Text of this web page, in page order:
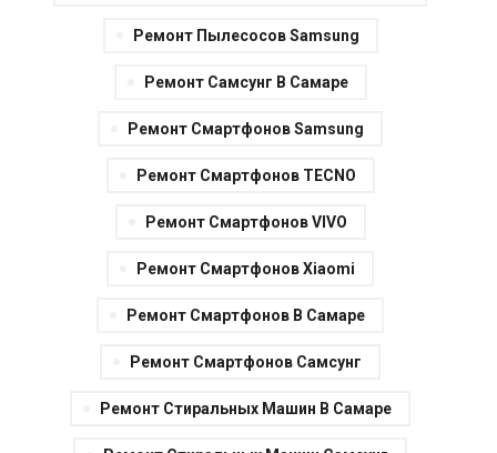
Ремонт Пылесосов Samsung
Ремонт Самсунг В Самаре
Ремонт Смартфонов Samsung
Ремонт Смартфонов TECNO
Ремонт Смартфонов VIVO
Ремонт Смартфонов Xiaomi
Ремонт Смартфонов В Самаре
Ремонт Смартфонов Самсунг
Ремонт Стиральных Машин В Самаре